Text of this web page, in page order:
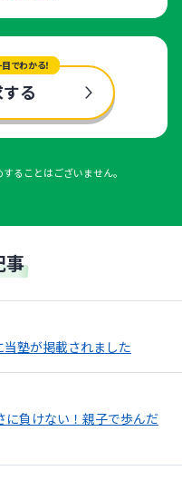
でわかる！
る
ることはございません。
事
塾が掲載されました
負けない！親子で歩んだ